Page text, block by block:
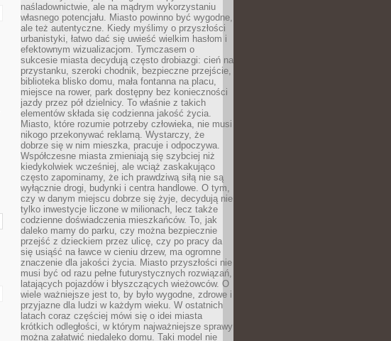
naśladownictwie, ale na mądrym wykorzystaniu
własnego potencjału. Miasto powinno być wygodne,
ale też autentyczne. Kiedy myślimy o przyszłości
urbanistyki, łatwo dać się uwieść wielkim hasłom i
efektownym wizualizacjom. Tymczasem o
sukcesie miasta decydują często drobiazgi: cień na
przystanku, szeroki chodnik, bezpieczne przejście,
biblioteka blisko domu, mała fontanna na placu,
miejsce na rower, park dostępny bez konieczności
jazdy przez pół dzielnicy. To właśnie z takich
elementów składa się codzienna jakość życia.
Miasto, które rozumie potrzeby człowieka, nie musi
nikogo przekonywać reklamą. Wystarczy, że
dobrze się w nim mieszka, pracuje i odpoczywa.
Współczesne miasta zmieniają się szybciej niż
kiedykolwiek wcześniej, ale wciąż zaskakująco
często zapominamy, że ich prawdziwą siłą nie są
wyłącznie drogi, budynki i centra handlowe. O tym,
czy w danym miejscu dobrze się żyje, decydują nie
tylko inwestycje liczone w milionach, lecz także
codzienne doświadczenia mieszkańców. To, jak
daleko mamy do parku, czy można bezpiecznie
przejść z dzieckiem przez ulicę, czy po pracy da
się usiąść na ławce w cieniu drzew, ma ogromne
znaczenie dla jakości życia. Miasto przyszłości nie
musi być od razu pełne futurystycznych rozwiązań,
latających pojazdów i błyszczących wieżowców. O
wiele ważniejsze jest to, by było wygodne, zdrowe i
przyjazne dla ludzi w każdym wieku. W ostatnich
latach coraz częściej mówi się o idei miasta
krótkich odległości, w którym najważniejsze sprawy
można załatwić niedaleko domu. Taki model nie